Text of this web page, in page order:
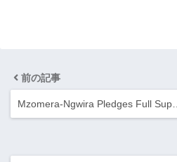
前の記事
Mzomera-Ngwira Pledges Full Sup…